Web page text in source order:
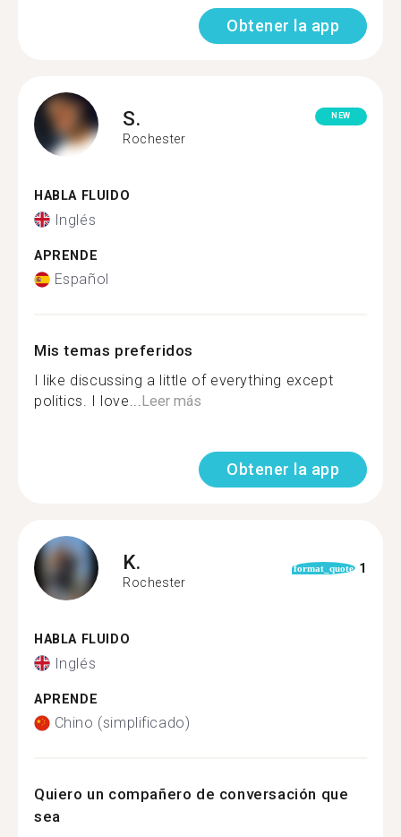
Obtener la app
S.
Rochester
NEW
HABLA FLUIDO
Inglés
APRENDE
Español
Mis temas preferidos
I like discussing a little of everything except
politics. I love...Leer más
Obtener la app
K.
Rochester
format_quote 1
HABLA FLUIDO
Inglés
APRENDE
Chino (simplificado)
Quiero un compañero de conversación que
sea